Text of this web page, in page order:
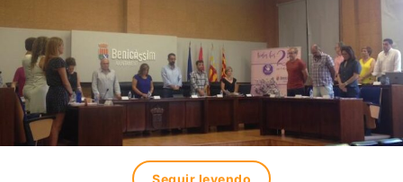
Seguir leyendo